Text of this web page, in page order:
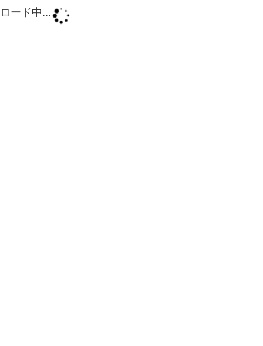
ロード中...